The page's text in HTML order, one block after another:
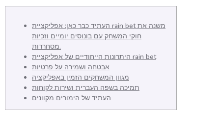
העתיד כבר כאן: אפליקציית rain bet משנה את
חוקי המשחק עם בונוסים יומיים וזכיות
מסחררות.
היתרונות הייחודיים של אפליקציית rain bet
אבטחה ושמירה על פרטיות
מגוון המשחקים הזמין באפליקציה
תמיכה בשפה העברית ושירות לקוחות
העתיד של הימורים מקוונים